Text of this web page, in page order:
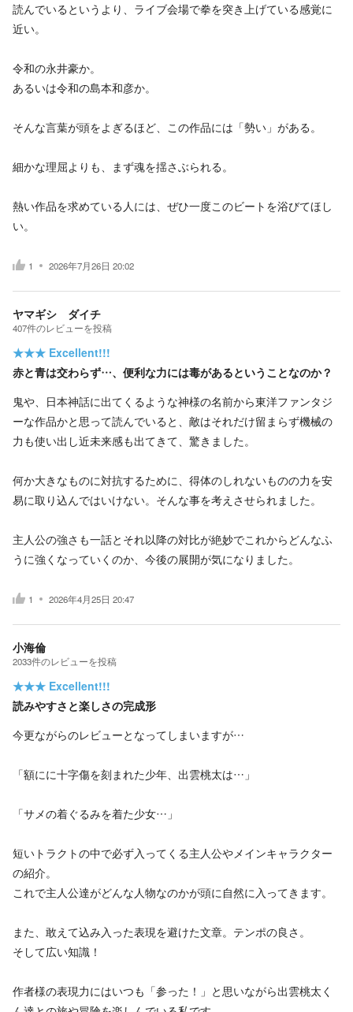
読んでいるというより、ライブ会場で拳を突き上げている感覚に
近い。
令和の永井豪か。
あるいは令和の島本和彦か。
そんな言葉が頭をよぎるほど、この作品には「勢い」がある。
細かな理屈よりも、まず魂を揺さぶられる。
熱い作品を求めている人には、ぜひ一度このビートを浴びてほし
い。
1 2026年7月26日 20:02
ヤマギシ ダイチ
407件のレビューを投稿
★★★ Excellent!!!
赤と青は交わらず…、便利な力には毒があるということなのか？
鬼や、日本神話に出てくるような神様の名前から東洋ファンタジ
ーな作品かと思って読んでいると、敵はそれだけ留まらず機械の
力も使い出し近未来感も出てきて、驚きました。
何か大きなものに対抗するために、得体のしれないものの力を安
易に取り込んではいけない。そんな事を考えさせられました。
主人公の強さも一話とそれ以降の対比が絶妙でこれからどんなふ
うに強くなっていくのか、今後の展開が気になりました。
1 2026年4月25日 20:47
小海倫
2033件のレビューを投稿
★★★ Excellent!!!
読みやすさと楽しさの完成形
今更ながらのレビューとなってしまいますが…
「額にに十字傷を刻まれた少年、出雲桃太は…」
「サメの着ぐるみを着た少女…」
短いトラクトの中で必ず入ってくる主人公やメインキャラクター
の紹介。
これで主人公達がどんな人物なのかが頭に自然に入ってきます。
また、敢えて込み入った表現を避けた文章。テンポの良さ。
そして広い知識！
作者様の表現力にはいつも「参った！」と思いながら出雲桃太く